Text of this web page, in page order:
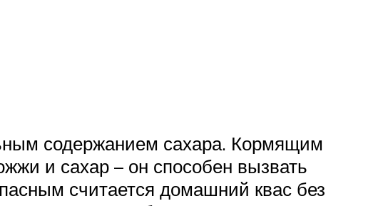
содержанием сахара. Кормящим
и сахар – он способен вызвать
считается домашний квас без